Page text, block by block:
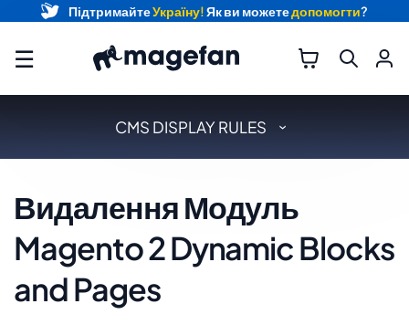
☰
CMS DISPLAY RULES
Видалення Модуль
Magento 2 Dynamic Blocks
and Pages
ПідтримайтеУкраїну!Як ви можетедопомогти?